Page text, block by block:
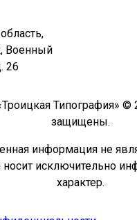
Военный
26
Типография» ©
защищены.
информация не
носит исключительно
характер.